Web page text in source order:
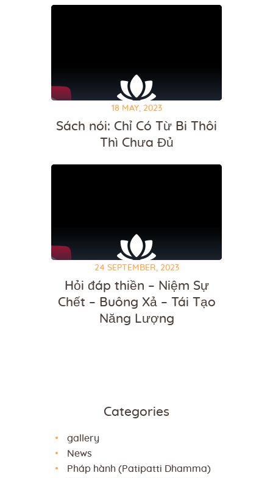
18 MAY, 2023
Sách nói: Chỉ Có Từ Bi Thôi
Thì Chưa Đủ
24 SEPTEMBER, 2023
Hỏi đáp thiền – Niệm Sự
Chết – Buông Xả – Tái Tạo
Năng Lượng
Categories
gallery
News
Pháp hành (Patipatti Dhamma)